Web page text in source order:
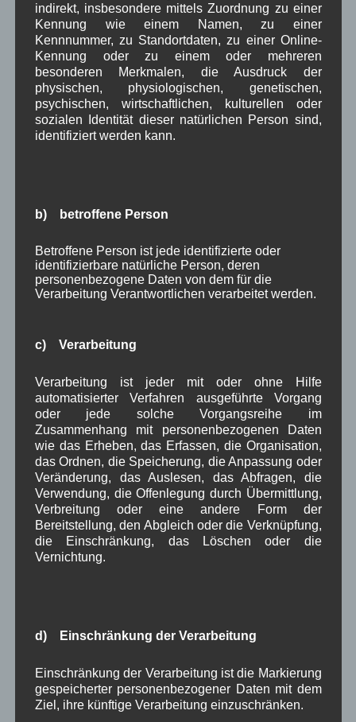
Josef Otler, Verein fürr GeschichtebeiÜber uns
Gerd ErfertbeiÜber uns
Beitragsarchiv
August 2026(2)
März 2026(9)
Januar 2026(8)
Dezember 2025(14)
November 2025(5)
Oktober 2025(8)
Juli 2025(9)
Mai 2025(3)
April 2025(8)
März 2025
(5)
Februar 2025(9)
Januar 2025(8)
Dezember 2024(7)
November 2024(14)
Oktober 2024(10)
September 2024
(8)
August 2024(2)
Juli 2024(9)
Juni 2024(4)
Februar 2024(4)
November 2023(5)
Oktober 2023(8)
September 2023
(8)
indirekt, insbesondere mittels Zuordnung zu einer
Kennung wie einem Namen, zu einer
Kennnummer, zu Standortdaten, zu einer Online-
Kennung oder zu einem oder mehreren
besonderen Merkmalen, die Ausdruck der
physischen, physiologischen, genetischen,
psychischen, wirtschaftlichen, kulturellen oder
sozialen Identität dieser natürlichen Person sind,
identifiziert werden kann.
b) betroffene Person
Betroffene Person ist jede identifizierte oder
identifizierbare natürliche Person, deren
personenbezogene Daten von dem für die
Verarbeitung Verantwortlichen verarbeitet werden.
c) Verarbeitung
Verarbeitung ist jeder mit oder ohne Hilfe
automatisierter Verfahren ausgeführte Vorgang
oder jede solche Vorgangsreihe im
Zusammenhang mit personenbezogenen Daten
wie das Erheben, das Erfassen, die Organisation,
das Ordnen, die Speicherung, die Anpassung oder
Veränderung, das Auslesen, das Abfragen, die
Verwendung, die Offenlegung durch Übermittlung,
Verbreitung oder eine andere Form der
Bereitstellung, den Abgleich oder die Verknüpfung,
die Einschränkung, das Löschen oder die
Vernichtung.
d) Einschränkung der Verarbeitung
Einschränkung der Verarbeitung ist die Markierung
gespeicherter personenbezogener Daten mit dem
Ziel, ihre künftige Verarbeitung einzuschränken.